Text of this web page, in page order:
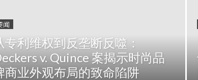
闻
专利维权到反垄断反噬：
v. Quince 案揭示时尚品
商业外观布局的致命陷阱